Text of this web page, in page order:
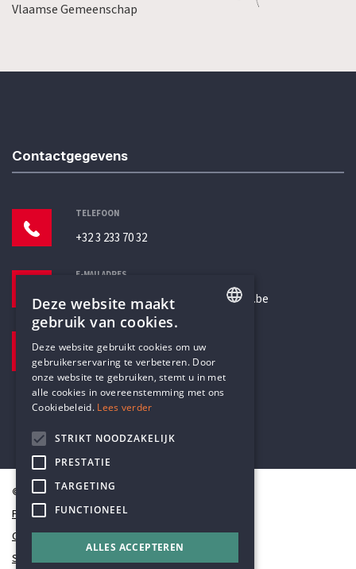
Vlaamse Gemeenschap
Contactgegevens
TELEFOON
+32 3 233 70 32
E-MAILADRES
secretariaat@humanistischverbond.be
Pottenbrug 4
Antwerpen, 2000
© Humanistisch Verbond 2026
Privacy
Cookiestatement
Sitemap
DUTCH
Deze website maakt
gebruik van cookies.
Deze website gebruikt cookies om uw
gebruikerservaring te verbeteren. Door
onze website te gebruiken, stemt u in met
alle cookies in overeenstemming met ons
Cookiebeleid. Lees verder
STRIKT NOODZAKELIJK
PRESTATIE
TARGETING
FUNCTIONEEL
ALLES ACCEPTEREN